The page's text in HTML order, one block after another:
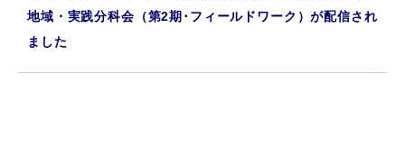
地域・実践分科会（第2期･フィールドワーク）が配信され
ました